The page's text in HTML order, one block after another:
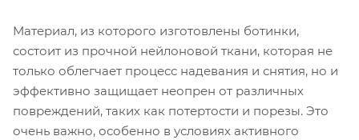
Материал, из которого изготовлены ботинки,
состоит из прочной нейлоновой ткани, которая не
только облегчает процесс надевания и снятия, но и
эффективно защищает неопрен от различных
повреждений, таких как потертости и порезы. Это
очень важно, особенно в условиях активного